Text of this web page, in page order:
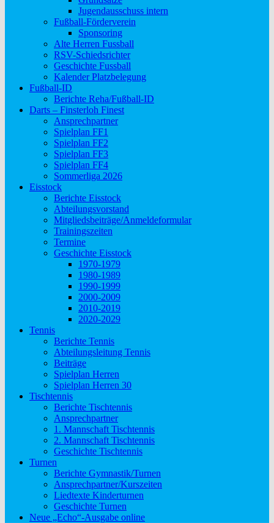
Jugendausschuss intern
Fußball-Förderverein
Sponsoring
Alte Herren Fussball
RSV-Schiedsrichter
Geschichte Fussball
Kalender Platzbelegung
Fußball-ID
Berichte Reha/Fußball-ID
Darts – Finsterloh Finest
Ansprechpartner
Spielplan FF1
Spielplan FF2
Spielplan FF3
Spielplan FF4
Sommerliga 2026
Eisstock
Berichte Eisstock
Abteilungsvorstand
Mitgliedsbeiträge/Anmeldeformular
Trainingszeiten
Termine
Geschichte Eisstock
1970-1979
1980-1989
1990-1999
2000-2009
2010-2019
2020-2029
Tennis
Berichte Tennis
Abteilungsleitung Tennis
Beiträge
Spielplan Herren
Spielplan Herren 30
Tischtennis
Berichte Tischtennis
Ansprechpartner
1. Mannschaft Tischtennis
2. Mannschaft Tischtennis
Geschichte Tischtennis
Turnen
Berichte Gymnastik/Turnen
Ansprechpartner/Kurszeiten
Liedtexte Kinderturnen
Geschichte Turnen
Neue „Echo“-Ausgabe online